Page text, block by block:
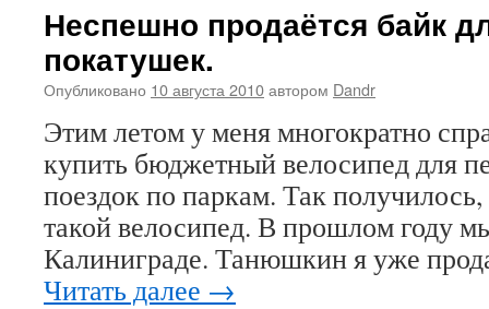
Неспешно продаётся байк
покатушек.
Опубликовано 10 августа 2010автором Dandr
Этим летом у меня многократно
купить бюджетный велосипед для
поездок по паркам. Так
такой велосипед. В прошлом году
Калиниграде. Танюшкин я уже
Читать далее →